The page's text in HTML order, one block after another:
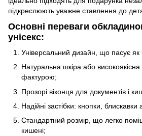
підкреслюють уважне ставлення до
Основні переваги
унісекс:
Універсальний дизайн, що пасує як
Натуральна шкіра або
фактурою;
Прозорі віконця для документів і
Надійні застібки: кнопки, блискавки
Стандартний розмір, що легко
кишені;